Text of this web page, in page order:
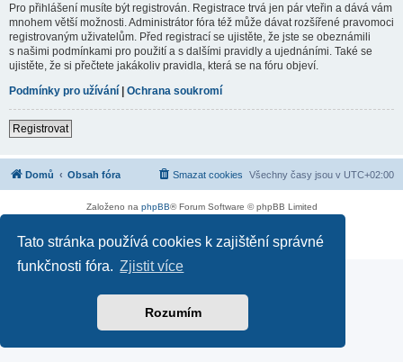
Tato stránka používá cookies k zajištění správné
funkčnosti fóra. Zjistit více
Rozumím
Pro přihlášení musíte být registrován. Registrace trvá jen pár vteřin a dává vám
mnohem větší možnosti. Administrátor fóra též může dávat rozšířené pravomoci
registrovaným uživatelům. Před registrací se ujistěte, že jste se obeznámili
s našimi podmínkami pro použití a s dalšími pravidly a ujednáními. Také se
ujistěte, že si přečtete jakákoliv pravidla, která se na fóru objeví.
Podmínky pro užívání | Ochrana soukromí
Registrovat
Domů Obsah fóra Všechny časy jsou v UTC+02:00
Smazat cookies
Založeno na phpBB® Forum Software © phpBB Limited